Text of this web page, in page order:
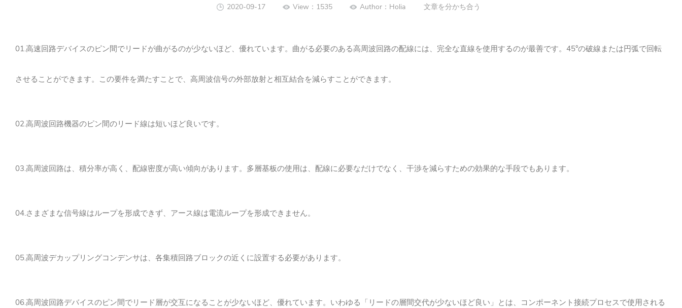
2020-09-17 View：1535 Author：Holia 文章を分かち合う
01.高速回路デバイスのピン間でリードが曲がるのが少ないほど、優れています。 曲がる必要のある高周波回路の配線には、完全な直線を使用するのが最善です。 45°の破線または円弧で回転
させることができます。 この要件を満たすことで、高周波信号の外部放射と相互結合を減らすことができます。
02.高周波回路機器のピン間のリード線は短いほど良いです。
03.高周波回路は、積分率が高く、配線密度が高い傾向があります。 多層基板の使用は、配線に必要なだけでなく、干渉を減らすための効果的な手段でもあります。
04.さまざまな信号線はループを形成できず、アース線は電流ループを形成できません。
05.高周波デカップリングコンデンサは、各集積回路ブロックの近くに設置する必要があります。
06.高周波回路デバイスのピン間でリード層が交互になることが少ないほど、優れています。 いわゆる「リードの層間交代が少ないほど良い」とは、コンポーネント接続プロセスで使用される